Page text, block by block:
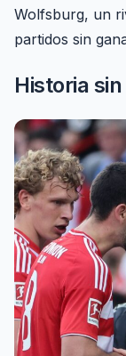
Wolfsburg, un
partidos sin
Historia